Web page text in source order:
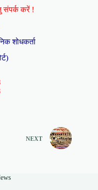
संपर्क करें !
शोधकर्ता
NEXT